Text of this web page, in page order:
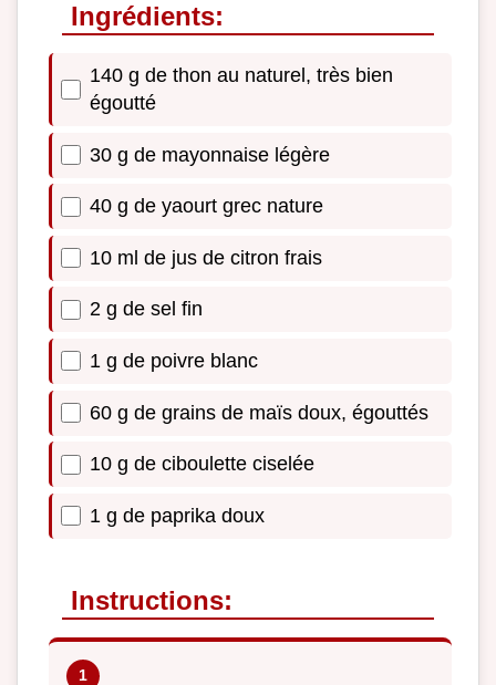
Ingrédients:
140 g de thon au naturel, très bien
égoutté
30 g de mayonnaise légère
40 g de yaourt grec nature
10 ml de jus de citron frais
2 g de sel fin
1 g de poivre blanc
60 g de grains de maïs doux, égouttés
10 g de ciboulette ciselée
1 g de paprika doux
Instructions: